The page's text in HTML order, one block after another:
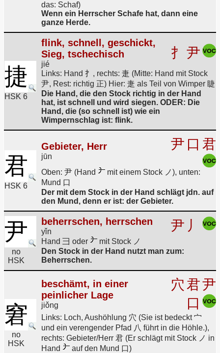
das: Schaf)
Wenn ein Herrscher Schafe hat, dann eine
ganze Herde.
捷
HSK 6
flink, schnell, geschickt,
Sieg, tschechisch
jié
扌 尹
Links: Hand 扌, rechts: 疌 (Mitte: Hand mit Stock
尹, Rest: richtig 正) Hier: 疌 als Teil von Wimper 睫
Die Hand, die den Stock richtig in der Hand
hat, ist schnell und wird siegen. ODER: Die
Hand, die (so schnell ist) wie ein
Wimpernschlag ist: flink.
君
HSK 6
Gebieter, Herr
jūn
尹 口 君
Oben: 尹 (Hand
mit einem Stock ノ), unten:
Mund 口
Der mit dem Stock in der Hand schlägt jdn. auf
den Mund, denn er ist: der Gebieter.
尹
no
HSK
beherrschen, herrschen
yǐn 尹 丿
Hand 彐 oder
mit Stock ノ
Den Stock in der Hand nutzt man zum:
Beherrschen.
窘
no
HSK
beschämt, in einer
peinlicher Lage
jiǒng
穴君尹
口
Links: Loch, Aushöhlung 穴 (Sie ist bedeckt 宀
und ein verengender Pfad 八 führt in die Höhle.),
rechts: Gebieter/Herr 君 (Er schlägt mit Stock ノ in
Hand
auf den Mund 口)